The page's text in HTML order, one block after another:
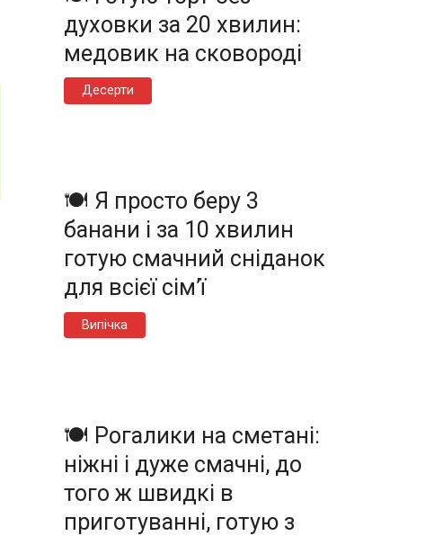
духовки за 20 хвилин:
медовик на сковороді
Десерти
🍽️ Я просто беру 3
банани і за 10 хвилин
готую смачний сніданок
для всієї сім’ї
Випічка
🍽️ Рогалики на сметані:
ніжні і дуже смачні, до
того ж швидкі в
приготуванні, готую з